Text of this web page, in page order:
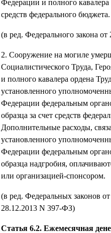
Федерации и полного
средств федерального бюджета.
(в ред. Федерального закона
2. Сооружение на могиле
Социалистического Труда,
и полного кавалера ордена
установленного
Федерации федеральным
образца за счет средств
Дополнительные расходы,
установленного
Федерации федеральным
образца надгробия,
или организацией-спонсором.
(в ред. Федеральных законов
28.12.2013 N 397-ФЗ)
Статья 6.2. Ежемесячная